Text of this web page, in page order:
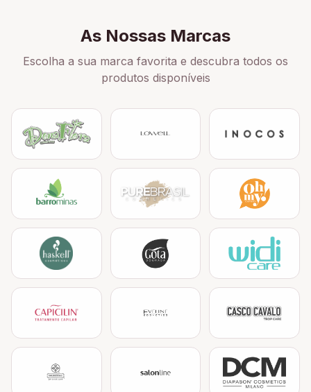
As Nossas Marcas
Escolha a sua marca favorita e descubra todos os
produtos disponíveis